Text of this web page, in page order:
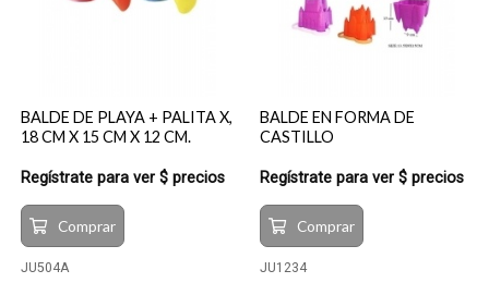
BALDE DE PLAYA + PALITA X,
18 CM X 15 CM X 12 CM.
Regístrate para ver $ precios
Comprar
JU504A
BALDE EN FORMA DE
CASTILLO
Regístrate para ver $ precios
Comprar
JU1234